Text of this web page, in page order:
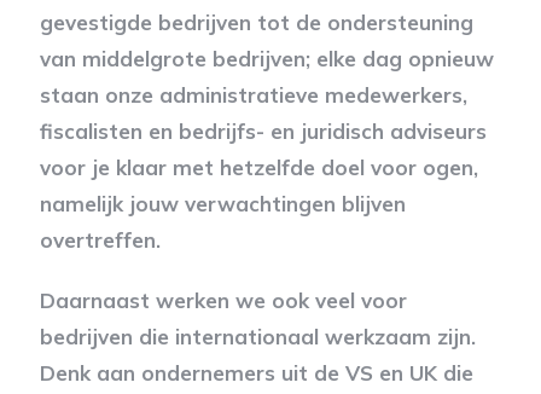
gevestigde bedrijven tot de ondersteuning
van middelgrote bedrijven; elke dag opnieuw
staan onze administratieve medewerkers,
fiscalisten en bedrijfs- en juridisch adviseurs
voor je klaar met hetzelfde doel voor ogen,
namelijk jouw verwachtingen blijven
overtreffen.
Daarnaast werken we ook veel voor
bedrijven die internationaal werkzaam zijn.
Denk aan ondernemers uit de VS en UK die